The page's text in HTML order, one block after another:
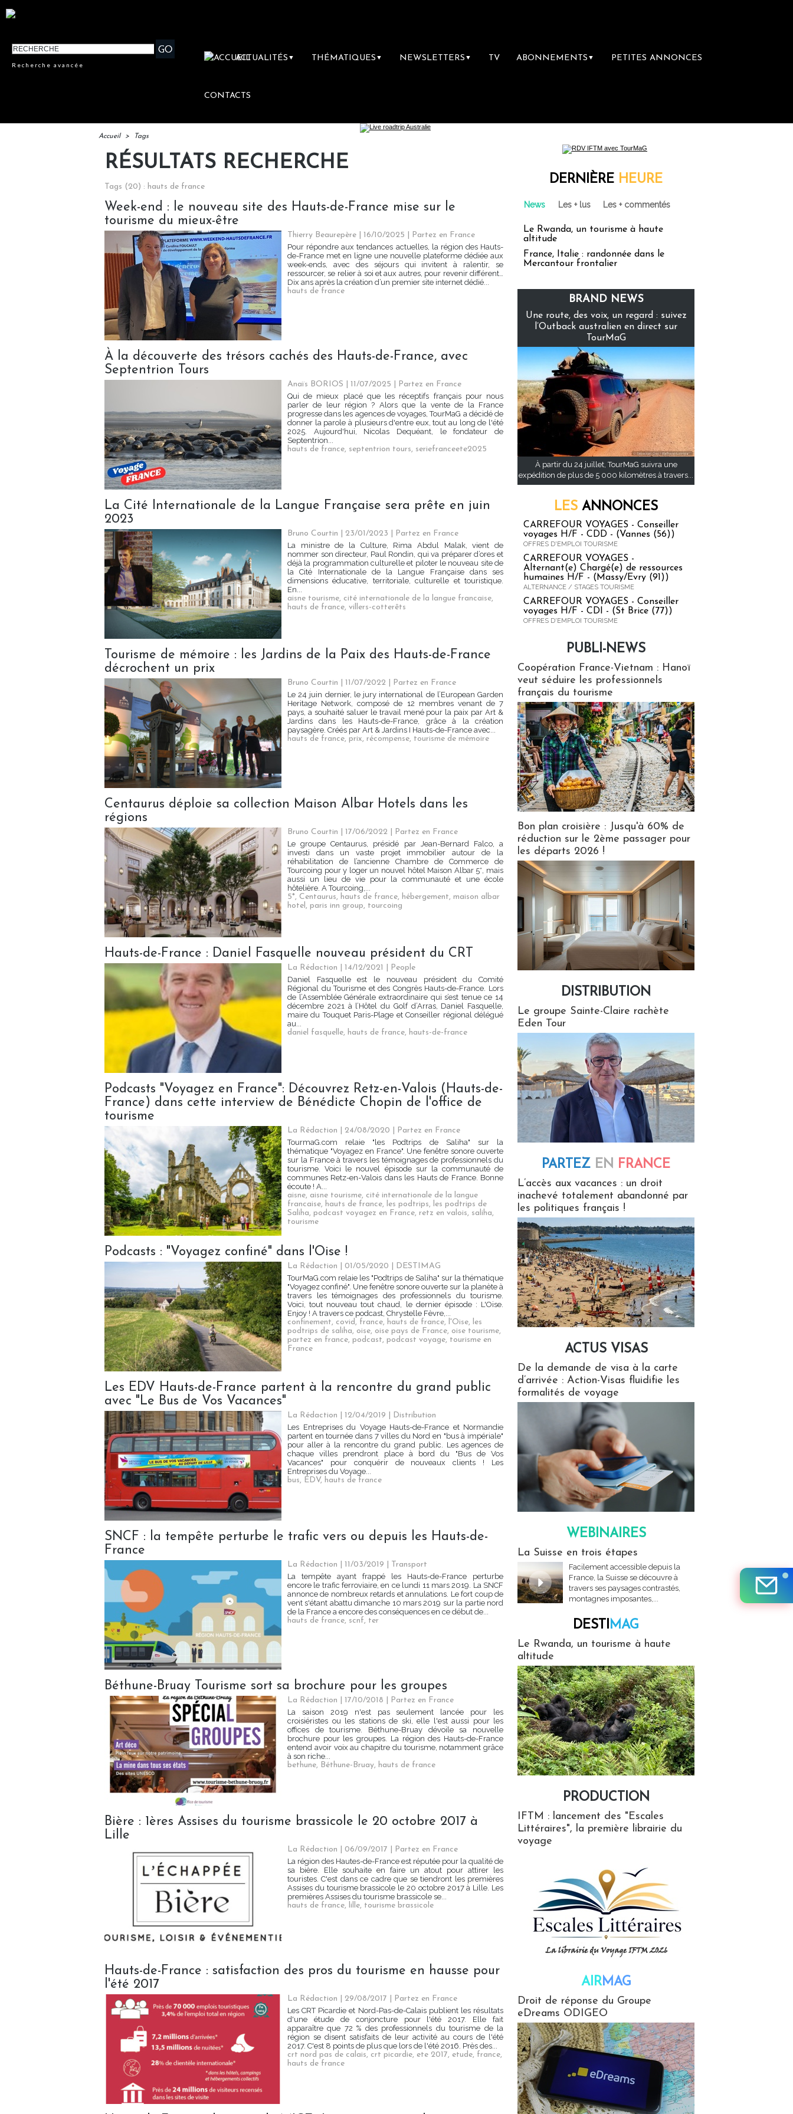
Recherche avancée
ACTUALITÉS ▼ THÉMATIQUES ▼ NEWSLETTERS ▼ TV ABONNEMENTS ▼ PETITES ANNONCES
CONTACTS
Accueil > Tags
RÉSULTATS RECHERCHE
Tags (20) : hauts de france
Week-end : le nouveau site des Hauts-de-France mise sur le
tourisme du mieux-être
Thierry Beaurepère | 16/10/2025
Partez en France
Pour répondre aux tendances actuelles, la région des Hauts-
de-France met en ligne une nouvelle plateforme dédiée aux
week-ends, avec des séjours qui invitent à ralentir, se
ressourcer, se relier à soi et aux autres, pour revenir différent…
Dix ans après la création d’un premier site internet dédié...
hauts de france
À la découverte des trésors cachés des Hauts-de-France, avec
Septentrion Tours
Anaïs BORIOS | 11/07/2025
Partez en France
Qui de mieux placé que les réceptifs français pour nous
parler de leur région ? Alors que la vente de la France
progresse dans les agences de voyages, TourMaG a décidé de
donner la parole à plusieurs d'entre eux, tout au long de l'été
2025. Aujourd'hui, Nicolas Dequéant, le fondateur de
Septentrion...
hauts de france, septentrion tours, seriefranceete2025
La Cité Internationale de la Langue Française sera prête en juin
2023
Bruno Courtin | 23/01/2023
Partez en France
La ministre de la Culture, Rima Abdul Malak, vient de
nommer son directeur, Paul Rondin, qui va préparer d’ores et
déjà la programmation culturelle et piloter le nouveau site de
la Cité Internationale de la Langue Française dans ses
dimensions éducative, territoriale, culturelle et touristique.
En...
aisne tourisme, cité internationale de la langue francaise,
hauts de france, villers-cotterêts
Tourisme de mémoire : les Jardins de la Paix des Hauts-de-France
décrochent un prix
Bruno Courtin | 11/07/2022
Partez en France
Le 24 juin dernier, le jury international de l’European Garden
Heritage Network, composé de 12 membres venant de 7
pays, a souhaité saluer le travail mené pour la paix par Art &
Jardins dans les Hauts-de-France, grâce à la création
paysagère. Créés par Art & Jardins I Hauts-de-France avec...
hauts de france, prix, récompense, tourisme de mémoire
Centaurus déploie sa collection Maison Albar Hotels dans les
régions
Bruno Courtin | 17/06/2022
Partez en France
Le groupe Centaurus, présidé par Jean-Bernard Falco, a
investi dans un vaste projet immobilier autour de la
réhabilitation de l’ancienne Chambre de Commerce de
Tourcoing pour y loger un nouvel hôtel Maison Albar 5*, mais
aussi un lieu de vie pour la communauté et une école
hôtelière. A Tourcoing,...
5*, Centaurus, hauts de france, hébergement, maison albar
hotel, paris inn group, tourcoing
Hauts-de-France : Daniel Fasquelle nouveau président du CRT
La Rédaction | 14/12/2021
People
Daniel Fasquelle est le nouveau président du Comité
Régional du Tourisme et des Congrès Hauts-de-France. Lors
de l’Assemblée Générale extraordinaire qui s’est tenue ce 14
décembre 2021 à l’Hôtel du Golf d’Arras, Daniel Fasquelle,
maire du Touquet Paris-Plage et Conseiller régional délégué
au...
daniel fasquelle, hauts de france, hauts-de-france
Podcasts "Voyagez en France": Découvrez Retz-en-Valois (Hauts-de-
France) dans cette interview de Bénédicte Chopin de l'office de
tourisme
La Rédaction | 24/08/2020
Partez en France
TourmaG.com relaie "les Podtrips de Saliha" sur la
thématique "Voyagez en France". Une fenêtre sonore ouverte
sur la France à travers les témoignages de professionnels du
tourisme. Voici le nouvel épisode sur la communauté de
communes Retz-en-Valois dans les Hauts de France. Bonne
écoute ! A...
aisne, aisne tourisme, cité internationale de la langue
francaise, hauts de france, les podtrips, les podtrips de
Saliha, podcast voyagez en France, retz en valois, saliha,
tourisme
Podcasts : "Voyagez confiné" dans l'Oise !
La Rédaction | 01/05/2020
DESTIMAG
TourMaG.com relaie les "Podtrips de Saliha" sur la thématique
"Voyagez confiné". Une fenêtre sonore ouverte sur la planète à
travers les témoignages des professionnels du tourisme.
Voici, tout nouveau tout chaud, le dernier épisode : L'Oise.
Enjoy ! A travers ce podcast, Chrystelle Fèvre,...
confinement, covid, france, hauts de france, l'Oise, les
podtrips de saliha, oise, oise pays de France, oise tourisme,
partez en france, podcast, podcast voyage, tourisme en
France
Les EDV Hauts-de-France partent à la rencontre du grand public
avec "Le Bus de Vos Vacances"
La Rédaction | 12/04/2019
Distribution
Les Entreprises du Voyage Hauts-de-France et Normandie
partent en tournée dans 7 villes du Nord en "bus à impériale"
pour aller à la rencontre du grand public. Les agences de
chaque villes prendront place à bord du "Bus de Vos
Vacances" pour conquérir de nouveaux clients ! Les
Entreprises du Voyage...
bus, EDV, hauts de france
SNCF : la tempête perturbe le trafic vers ou depuis les Hauts-de-
France
La Rédaction | 11/03/2019
Transport
La tempête ayant frappé les Hauts-de-France perturbe
encore le trafic ferroviaire, en ce lundi 11 mars 2019. La SNCF
annonce de nombreux retards et annulations. Le fort coup de
vent s'étant abattu dimanche 10 mars 2019 sur la partie nord
de la France a encore des conséquences en ce début de...
hauts de france, scnf, ter
Béthune-Bruay Tourisme sort sa brochure pour les groupes
La Rédaction | 17/10/2018
Partez en France
La saison 2019 n'est pas seulement lancée pour les
croisiéristes ou les stations de ski, elle l'est aussi pour les
offices de tourisme. Béthune-Bruay dévoile sa nouvelle
brochure pour les groupes. La région des Hauts-de-France
entend avoir voix au chapitre du tourisme, notamment grâce
à son riche...
bethune, Béthune-Bruay, hauts de france
Bière : 1ères Assises du tourisme brassicole le 20 octobre 2017 à
Lille
La Rédaction | 06/09/2017
Partez en France
La région des Hautes-de-France est réputée pour la qualité de
sa bière. Elle souhaite en faire un atout pour attirer les
touristes. C'est dans ce cadre que se tiendront les premières
Assises du tourisme brassicole le 20 octobre 2017 à Lille. Les
premières Assises du tourisme brassicole se...
hauts de france, lille, tourisme brassicole
Hauts-de-France : satisfaction des pros du tourisme en hausse pour
l'été 2017
La Rédaction | 29/08/2017
Partez en France
Les CRT Picardie et Nord-Pas-de-Calais publient les résultats
d'une étude de conjoncture pour l'été 2017. Elle fait
apparaître que 72 % des professionnels du tourisme de la
région se disent satisfaits de leur activité au cours de l'été
2017. C'est 8 points de plus que lors de l'été 2016. Près des...
crt nord pas de calais, crt picardie, ete 2017, etude, france,
hauts de france
DERNIÈRE HEURE
News Les + lus Les + commentés
Le Rwanda, un tourisme à haute
altitude
France, Italie : randonnée dans le
Mercantour frontalier
BRAND NEWS
Une route, des voix, un regard : suivez
l’Outback australien en direct sur
TourMaG
À partir du 24 juillet, TourMaG suivra une
expédition de plus de 5 000 kilomètres à travers...
LES ANNONCES
CARREFOUR VOYAGES - Conseiller
voyages H/F - CDD - (Vannes (56))
OFFRES D'EMPLOI TOURISME
CARREFOUR VOYAGES -
Alternant(e) Chargé(e) de ressources
humaines H/F - (Massy/Evry (91))
ALTERNANCE / STAGES TOURISME
CARREFOUR VOYAGES - Conseiller
voyages H/F - CDI - (St Brice (77))
OFFRES D'EMPLOI TOURISME
PUBLI-NEWS
Coopération France-Vietnam : Hanoï
veut séduire les professionnels
français du tourisme
Bon plan croisière : Jusqu'à 60% de
réduction sur le 2ème passager pour
les départs 2026 !
DISTRIBUTION
Le groupe Sainte-Claire rachète
Eden Tour
PARTEZ EN FRANCE
L’accès aux vacances : un droit
inachevé totalement abandonné par
les politiques français !
ACTUS VISAS
De la demande de visa à la carte
d’arrivée : Action-Visas fluidifie les
formalités de voyage
WEBINAIRES
La Suisse en trois étapes
Facilement accessible depuis la
France, la Suisse se découvre à
travers ses paysages contrastés,
montagnes imposantes,...
DESTIMAG
Le Rwanda, un tourisme à haute
altitude
PRODUCTION
IFTM : lancement des "Escales
Littéraires", la première librairie du
voyage
AIRMAG
Droit de réponse du Groupe
eDreams ODIGEO